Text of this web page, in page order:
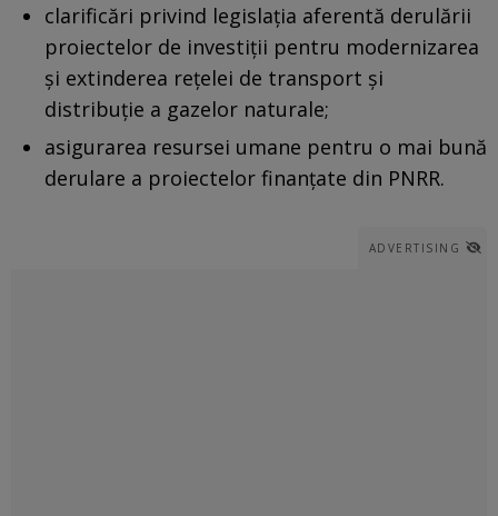
clarificări privind legislația aferentă derulării
proiectelor de investiții pentru modernizarea
și extinderea rețelei de transport și
distribuție a gazelor naturale;
asigurarea resursei umane pentru o mai bună
derulare a proiectelor finanțate din PNRR.
ADVERTISING